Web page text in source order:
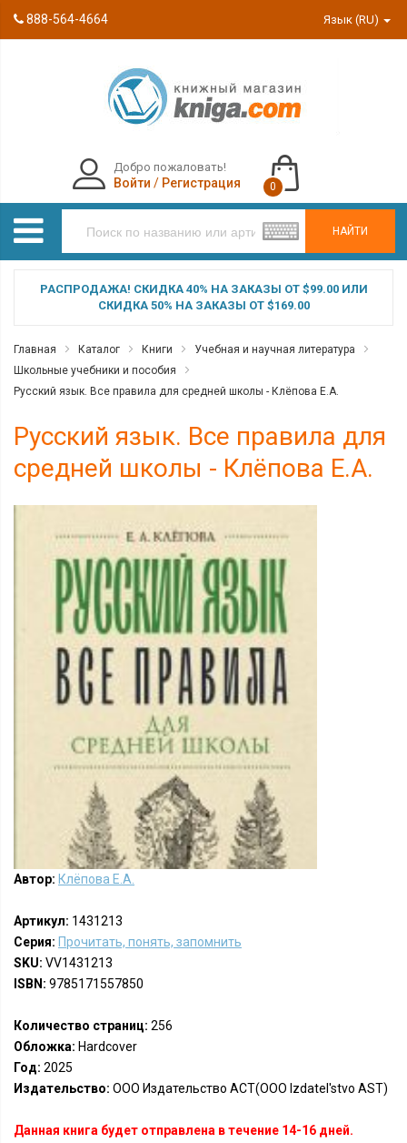
888-564-4664 Язык (RU)
НАЙТИ
Добро пожаловать!
Войти / Регистрация 0
РАСПРОДАЖА! СКИДКА 40% НА ЗАКАЗЫ ОТ $99.00 ИЛИ
СКИДКА 50% НА ЗАКАЗЫ ОТ $169.00
Главная Каталог Книги
Учебная и научная литература
Школьные учебники и пособия
Русский язык. Все правила для средней школы - Клёпова Е.А.
Русский язык. Все правила для
средней школы - Клёпова Е.А.
Автор: Клёпова Е.А.
Артикул: 1431213
Серия: Прочитать, понять, запомнить
SKU: VV1431213
ISBN: 9785171557850
Количество страниц: 256
Обложка: Hardcover
Год: 2025
Издательство: ООО Издательство АСТ(OOO Izdatel'stvo AST)
Данная книга будет отправлена в течение 14-16 дней.